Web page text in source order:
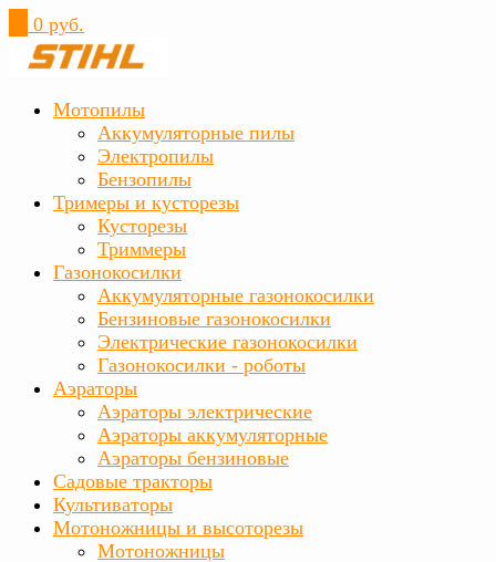
0 руб.
Мотопилы
Аккумуляторные пилы
Электропилы
Бензопилы
Тримеры и кусторезы
Кусторезы
Триммеры
Газонокосилки
Аккумуляторные газонокосилки
Бензиновые газонокосилки
Электрические газонокосилки
Газонокосилки - роботы
Аэраторы
Аэраторы электрические
Аэраторы аккумуляторные
Аэраторы бензиновые
Садовые тракторы
Культиваторы
Мотоножницы и высоторезы
Мотоножницы